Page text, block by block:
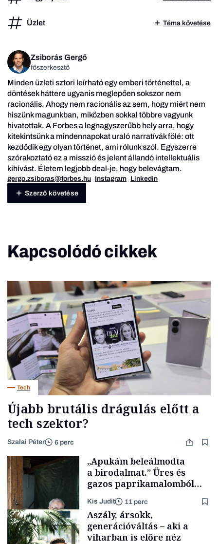
Üzlet Téma követése
Zsiborás Gergő
főszerkesztő
Minden üzleti sztori leírható egy emberi történettel, a
döntések háttere ugyanis meglepően sokszor nem
racionális. Ahogy nem racionális az sem, hogy miért nem
hiszünk magunkban, miközben sokkal többre vagyunk
hivatottak. A Forbes a legnagyszerűbb hely arra, hogy
kitekintsünk a mindennapokat uraló narratívák fölé: ott
kezdődik egy olyan történet, ami rólunk szól. Egyszerre
szórakoztató ez a misszió és jelent állandó intellektuális
kihívást. Életem legjobb deal-je, hogy belevágtam.
gergo.zsiboras@forbes.hu Instagram Linkedin
Szerző követése
Kapcsolódó cikkek
Tech
Újabb brutális drágulás előtt a
tech szektor?
Szalai Péter 6 perc
„Apukám beleálmodta
a birodalmat.” Üres és
gazos paprikamalomból
lett az igazi családi
fűszersztori
Kis Judit 11 perc
Aszály, ársokk,
generációváltás – aki a
viharban is előre néz